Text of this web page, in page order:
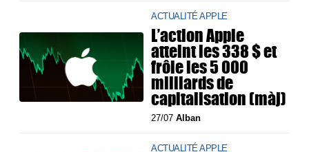
ACTUALITÉ APPLE
L’action Apple
atteint les 338 $ et
frôle les 5 000
milliards de
capitalisation (màj)
27/07Alban
ACTUALITÉ APPLE